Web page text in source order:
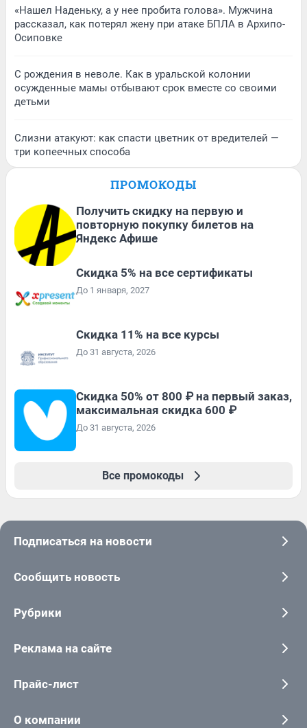
«Нашел Наденьку, а у нее пробита голова». Мужчина
рассказал, как потерял жену при атаке БПЛА в Архипо-
Осиповке
С рождения в неволе. Как в уральской колонии
осужденные мамы отбывают срок вместе со своими
детьми
Слизни атакуют: как спасти цветник от вредителей —
три копеечных способа
ПРОМОКОДЫ
Получить скидку на первую и
повторную покупку билетов на
Яндекс Афише
Скидка 5% на все сертификаты
До 1 января, 2027
Скидка 11% на все курсы
До 31 августа, 2026
Скидка 50% от 800 ₽ на первый заказ,
максимальная скидка 600 ₽
До 31 августа, 2026
Все промокоды
Подписаться на новости
Сообщить новость
Рубрики
Реклама на сайте
Прайс-лист
О компании